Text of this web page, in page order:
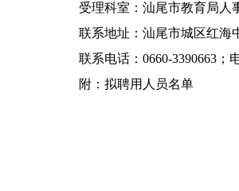
受理科室：汕尾市教育局人
联系地址：汕尾市城区红海中
联系电话：0660-3390663
附：拟聘用人员名单